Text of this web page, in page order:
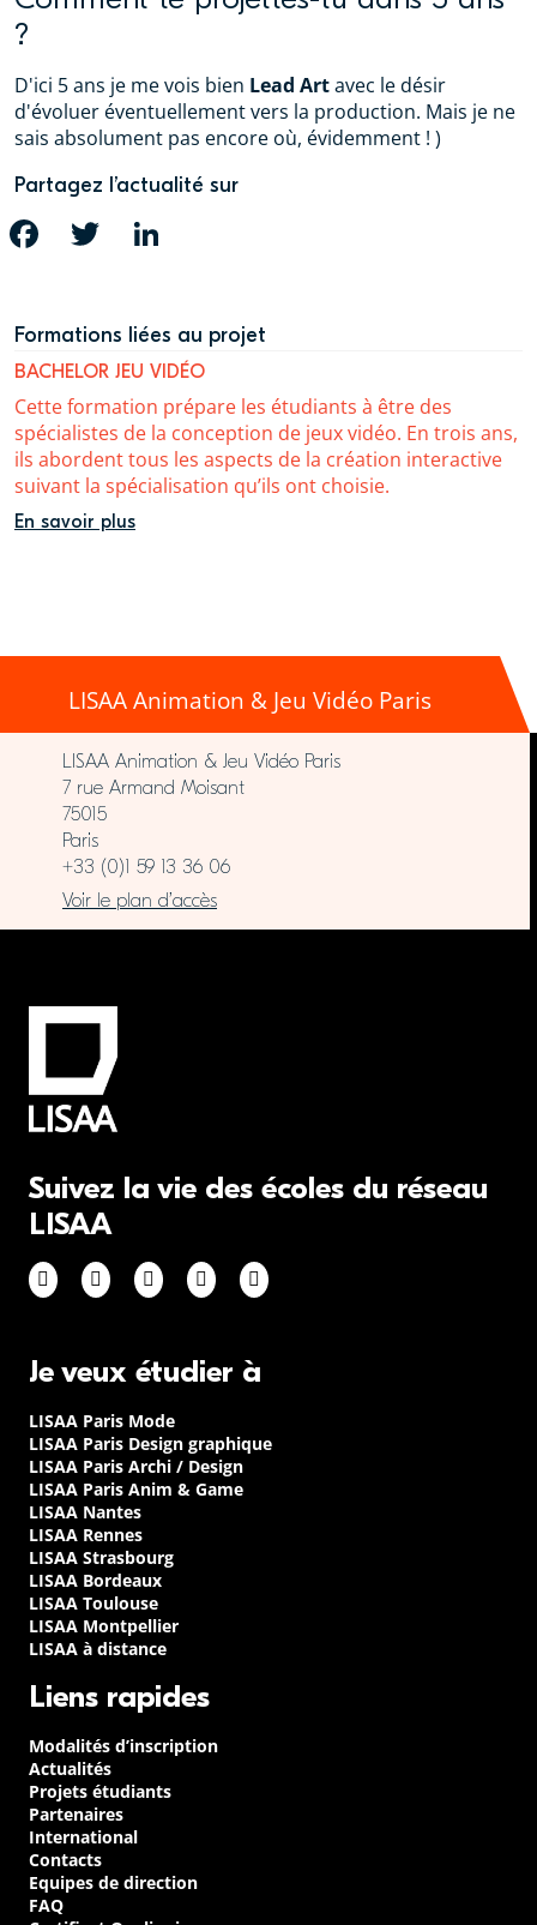
?
D'ici 5 ans je me vois bien Lead Artavec le désir
d'évoluer éventuellement vers la production. Mais je ne
sais absolument pas encore où, évidemment ! )
Partagez l’actualité sur
FACEBOOK TWITTER
Formations liées au projet
BACHELOR JEU VIDÉO
Cette formation prépare les étudiants à être des
spécialistes de la conception de jeux vidéo. En trois ans,
ils abordent tous les aspects de la création interactive
suivant la spécialisation qu’ils ont choisie.
En savoir plus
LISAA Animation & Jeu Vidéo Paris
LISAA Animation & Jeu Vidéo Paris
7 rue Armand Moisant
75015
Paris
+33 (0)1 59 13 36 06
Voir le plan d’accès
Suivez la vie des écoles du réseau
LISAA
Je veux étudier à
LISAA Paris Mode
LISAA Paris Design graphique
LISAA Paris Archi / Design
LISAA Paris Anim & Game
LISAA Nantes
LISAA Rennes
LISAA Strasbourg
LISAA Bordeaux
LISAA Toulouse
LISAA Montpellier
LISAA à distance
Liens rapides
Modalités d’inscription
Actualités
Projets étudiants
Partenaires
International
Contacts
Equipes de direction
FAQ